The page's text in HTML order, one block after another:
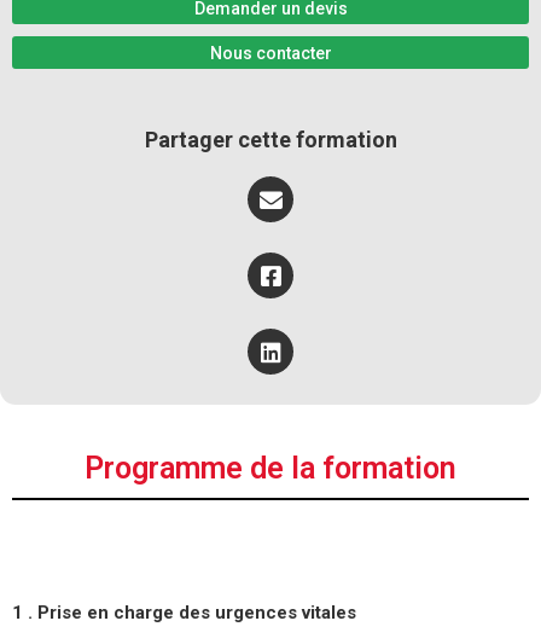
Demander un devis
Nous contacter
Partager cette formation
Programme de la formation
1 . Prise en charge des urgences vitales